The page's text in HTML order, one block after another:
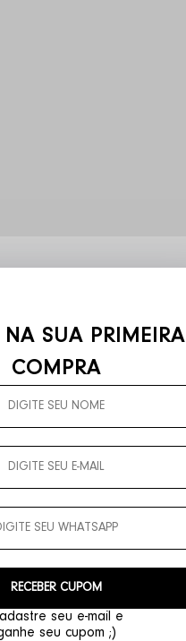
você.
NA SUA PRIMEIRA
COMPRA
seu e-mail e
seu cupom ;)
RECEBER CUPOM